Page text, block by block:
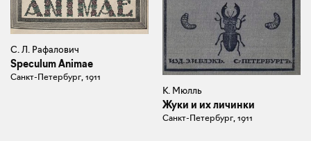
С. Л. Рафалович
Speculum Animae
Санкт-Петербург, 1911
К. Мюлль
Жуки и их личинки
Санкт-Петербург, 1911